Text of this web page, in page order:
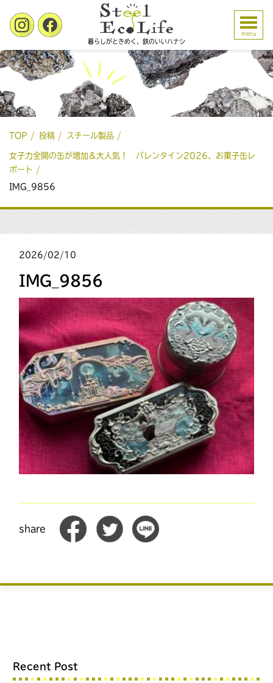
暮らしがときめく、鉄のいいハナシ
menu
TOP 投稿 スチール製品
女子力全開の缶が増加＆大人気！ バレンタイン2026、お菓子缶レ
ポート
IMG_9856
2026/02/10
IMG_9856
share
Recent Post